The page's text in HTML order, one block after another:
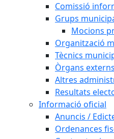
Comissió
Grups
Mocions
Organització
Tècnics
Òrgans externs
Altres
Resultats
Informació oficial
Anuncis /
Ordenances